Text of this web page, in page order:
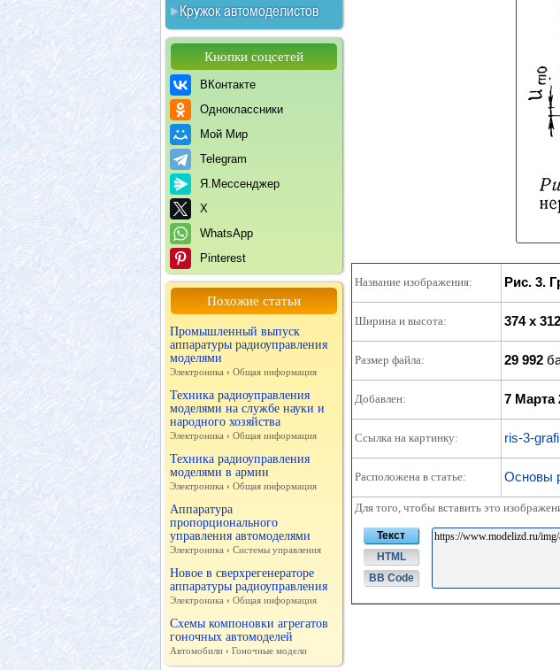
Кружок автомоделистов
Кнопки соцсетей
ВКонтакте
Одноклассники
Мой Мир
Telegram
Я.Мессенджер
X
WhatsApp
Pinterest
Похожие статьи
Промышленный выпуск
аппаратуры радиоуправления
моделями
Электроника › Общая информация
Техника радиоуправления
моделями на службе науки и
народного хозяйства
Электроника › Общая информация
Техника радиоуправления
моделями в армии
Электроника › Общая информация
Аппаратура
пропорционального
управления автомоделями
Электроника › Системы управления
Новое в сверхрегенераторе
аппаратуры радиоуправления
Электроника › Общая информация
Схемы компоновки агрегатов
гоночных автомоделей
Автомобили › Гоночные модели
Название изображения: Рис. 3.
Ширина и высота: 374 x 312
Размер файла: 29 992
Добавлен: 7 Марта
Ссылка на картинку: ris-3-
Расположена в статье: Основы
Для того, чтобы вставить это
Текст
HTML
BB Code